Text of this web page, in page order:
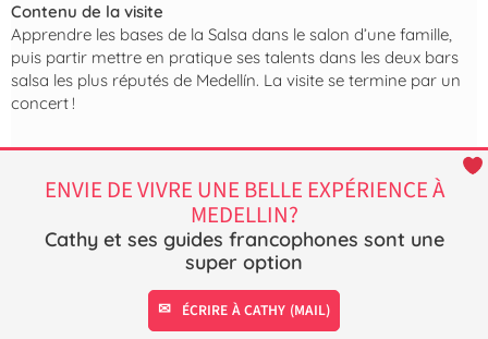
Contenu de la visite
Apprendre les bases de la Salsa dans le salon d’une famille,
puis partir mettre en pratique ses talents dans les deux bars
salsa les plus réputés de Medellín. La visite se termine par un
concert !
ENVIE DE VIVRE UNE BELLE EXPÉRIENCE À
MEDELLIN?
Cathy et ses guides francophones sont une
super option
ÉCRIRE À CATHY (MAIL)